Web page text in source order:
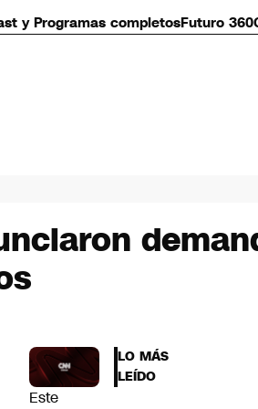
y Programas completosFuturo 360
Este
LO MÁS
LEÍDO